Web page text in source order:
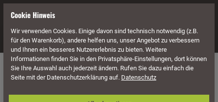
Navigation
Carports Zubehör für Carports Regenrinnen
Cookie Hinweis
Wir verwenden Cookies. Einige davon sind technisch notwendig (z.B.
für den Warenkorb), andere helfen uns, unser Angebot zu verbessern
und Ihnen ein besseres Nutzererlebnis zu bieten. Weitere
Informationen finden Sie in den Privatsphäre-Einstellungen, dort können
Sie Ihre Auswahl auch jederzeit ändern. Rufen Sie dazu einfach die
Seite mit der Datenschutzerklärung auf. Datenschutz